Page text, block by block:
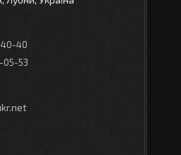
40-40
05-53